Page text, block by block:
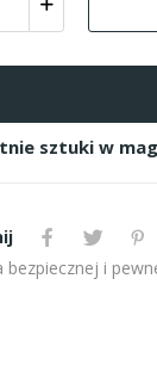
sztuki w
bezpiecznej i